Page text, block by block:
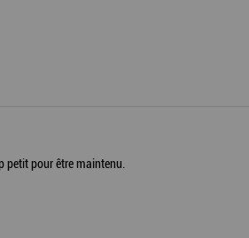
petit pour être maintenu.